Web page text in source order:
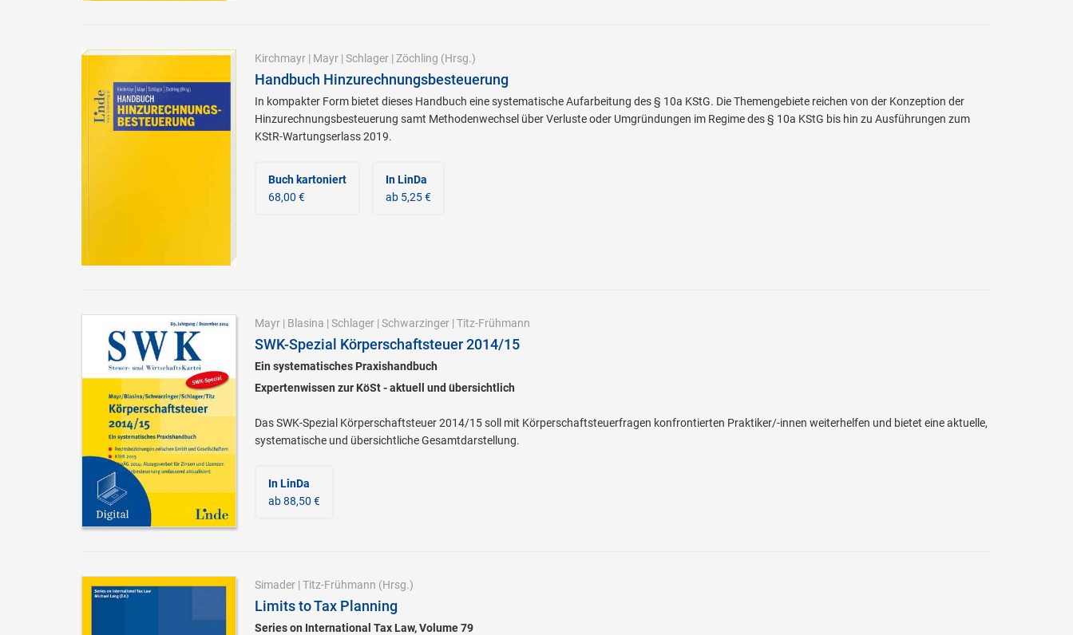
Kirchmayr| Mayr| Schlager| Zöchling (Hrsg.)
Handbuch Hinzurechnungsbesteuerung
In kompakter Form bietet dieses Handbuch eine systematische Aufarbeitung des § 10a KStG. Die Themengebiete reichen von der Konzeption der
Hinzurechnungsbesteuerung samt Methodenwechsel über Verluste oder Umgründungen im Regime des § 10a KStG bis hin zu Ausführungen zum
KStR-Wartungserlass 2019.
Buch kartoniert
68,00 €
In LinDa
ab 5,25 €
Mayr| Blasina | Schlager| Schwarzinger| Titz-Frühmann
SWK-Spezial Körperschaftsteuer 2014/15
Ein systematisches Praxishandbuch
Expertenwissen zur KöSt - aktuell und übersichtlich
Das SWK-Spezial Körperschaftsteuer 2014/15 soll mit Körperschaftsteuerfragen konfrontierten Praktiker/-innen weiterhelfen und bietet eine aktuelle,
systematische und übersichtliche Gesamtdarstellung.
In LinDa
ab 88,50 €
Simader| Titz-Frühmann (Hrsg.)
Limits to Tax Planning
Series on International Tax Law, Volume 79